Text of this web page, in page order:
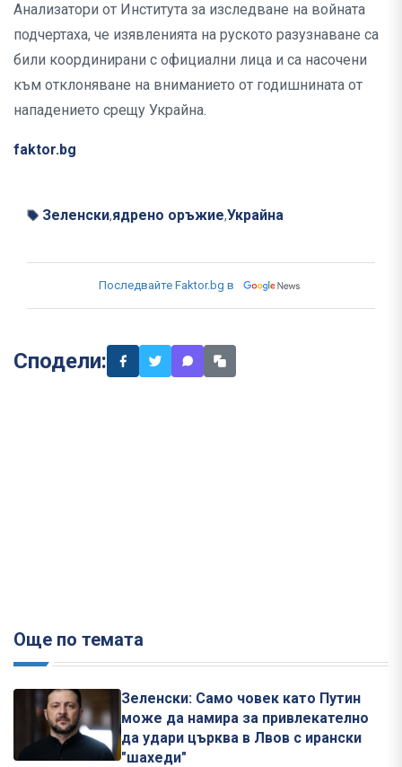
Анализатори от Института за изследване на войната
подчертаха, че изявленията на руското разузнаване са
били координирани с официални лица и са насочени
към отклоняване на вниманието от годишнината от
нападението срещу Украйна.
faktor.bg
Зеленски,ядрено оръжие,Украйна
Последвайте Faktor.bg в
Сподели:
Още по темата
Зеленски: Само човек като Путин
може да намира за привлекателно
да удари църква в Лвов с ирански
"шахеди"